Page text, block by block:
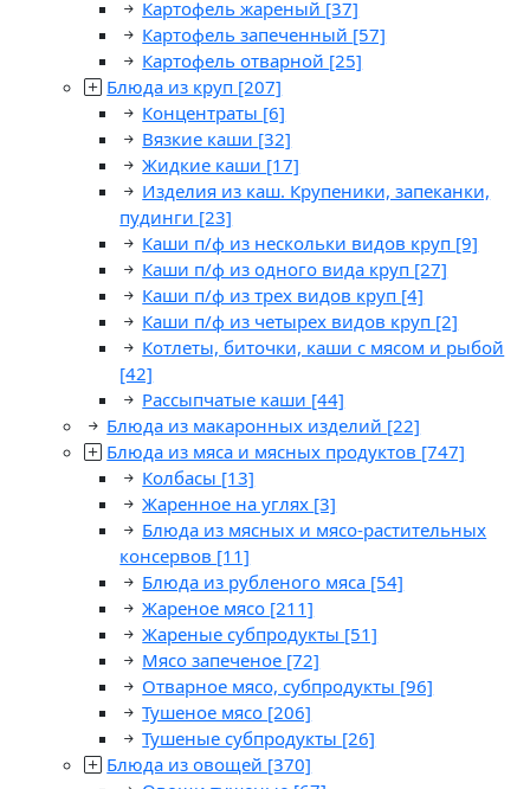
Картофель жареный [37]
Картофель запеченный [57]
Картофель отварной [25]
Блюда из круп [207]
Концентраты [6]
Вязкие каши [32]
Жидкие каши [17]
Изделия из каш. Крупеники, запеканки,
пудинги [23]
Каши п/ф из нескольки видов круп [9]
Каши п/ф из одного вида круп [27]
Каши п/ф из трех видов круп [4]
Каши п/ф из четырех видов круп [2]
Котлеты, биточки, каши с мясом и рыбой
[42]
Рассыпчатые каши [44]
Блюда из макаронных изделий [22]
Блюда из мяса и мясных продуктов [747]
Колбасы [13]
Жаренное на углях [3]
Блюда из мясных и мясо-растительных
консервов [11]
Блюда из рубленого мяса [54]
Жареное мясо [211]
Жареные субпродукты [51]
Мясо запеченое [72]
Отварное мясо, субпродукты [96]
Тушеное мясо [206]
Тушеные субпродукты [26]
Блюда из овощей [370]